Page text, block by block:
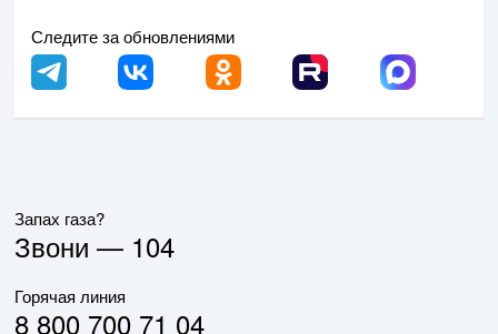
Следите за обновлениями
Запах газа?
Звони — 104
Горячая линия
8 800 700 71 04